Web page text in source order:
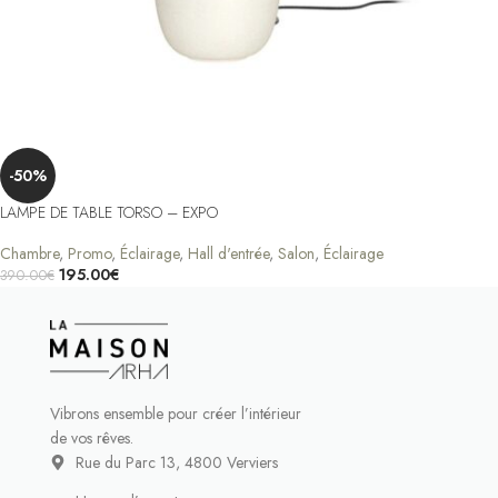
-50%
LAMPE DE TABLE TORSO – EXPO
Chambre, Promo, Éclairage, Hall d'entrée, Salon, Éclairage
390.00€ 195.00€
Vibrons ensemble pour créer l’intérieur
de vos rêves.
Rue du Parc 13, 4800 Verviers